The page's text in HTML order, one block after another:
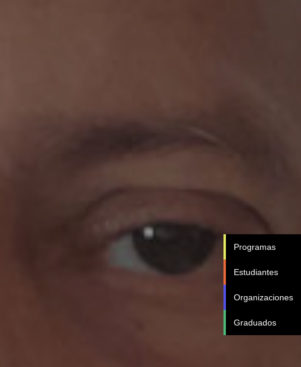
Programas
Estudiantes
Organizaciones
Graduados